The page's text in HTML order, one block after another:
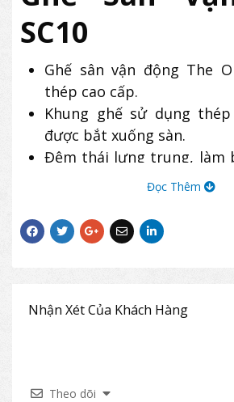
SC10
Ghế sân vận động The
thép cao cấp.
Khung ghế sử dụng
được bắt xuống sàn.
Đệm thái lưng trung, làm
cấu vững chắc, thường
vực khán đài của các sân
đấu, sân khấu ngoài trời,…
Đọc Thêm
Nhận Xét Của Khách Hàng
Theo dõi